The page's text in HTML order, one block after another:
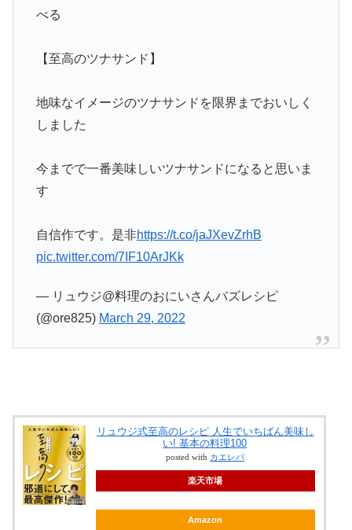
べる
【至高のツナサンド】
地味なイメージのツナサンドを限界までおいしく
しました
今までで一番美味しいツナサンドになると思いま
す
自信作です。是非https://t.co/jaJXevZrhB
pic.twitter.com/7IF10ArJKk
— リュウジ@料理のおにいさんバズレシピ
(@ore825) March 29, 2022
リュウジ式至高のレシピ 人生でいちばん美味し
い! 基本の料理100
posted with カエレバ
楽天市場
Amazon